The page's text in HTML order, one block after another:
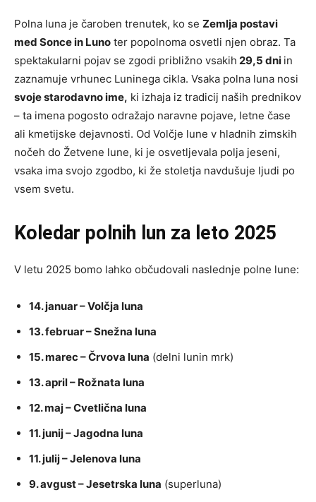
Polna luna je čaroben trenutek, ko se Zemlja postavi
med Sonce in Luno ter popolnoma osvetli njen obraz. Ta
spektakularni pojav se zgodi približno vsakih 29,5 dni in
zaznamuje vrhunec Luninega cikla. Vsaka polna luna nosi
svoje starodavno ime, ki izhaja iz tradicij naših prednikov
– ta imena pogosto odražajo naravne pojave, letne čase
ali kmetijske dejavnosti. Od Volčje lune v hladnih zimskih
nočeh do Žetvene lune, ki je osvetljevala polja jeseni,
vsaka ima svojo zgodbo, ki že stoletja navdušuje ljudi po
vsem svetu.
Koledar polnih lun za leto 2025
V letu 2025 bomo lahko občudovali naslednje polne lune:
14. januar – Volčja luna
13. februar – Snežna luna
15. marec – Črvova luna (delni lunin mrk)
13. april – Rožnata luna
12. maj – Cvetlična luna
11. junij – Jagodna luna
11. julij – Jelenova luna
9. avgust – Jesetrska luna (superluna)